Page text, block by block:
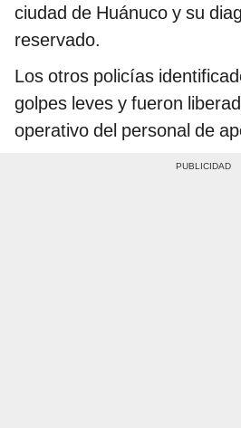
ciudad de Huánuco y su
reservado.
Los otros policías
golpes leves y fueron
operativo del personal de